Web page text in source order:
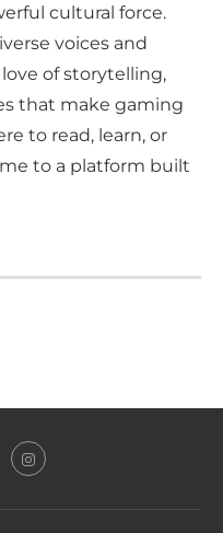
cultural force.
voices and
of storytelling,
that make gaming
to read, learn, or
to a platform built